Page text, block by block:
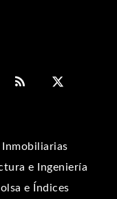
Inmobiliarias
e Ingeniería
e Índices